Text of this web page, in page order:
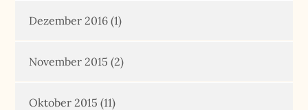
Dezember 2016 (1)
November 2015 (2)
Oktober 2015 (11)